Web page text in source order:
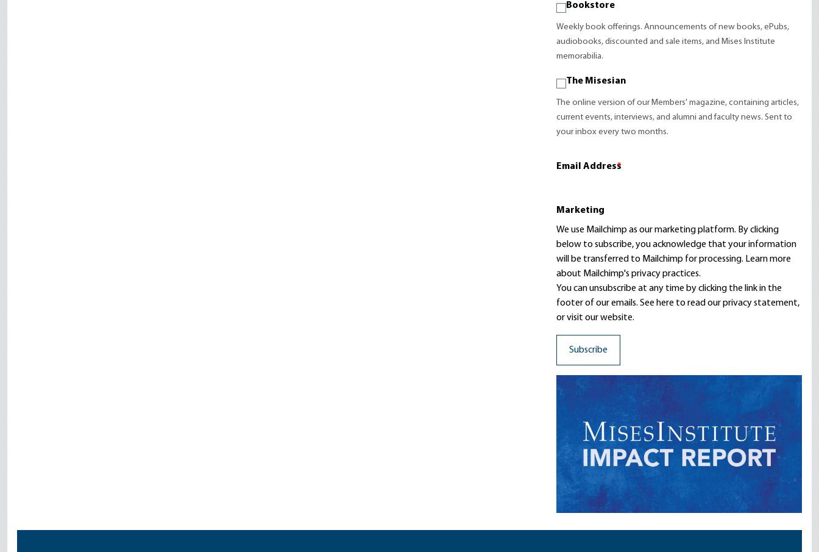
Bookstore
Weekly book offerings. Announcements of new books, ePubs,
audiobooks, discounted and sale items, and Mises Institute
memorabilia.
The Misesian
The online version of our Members' magazine, containing articles,
current events, interviews, and alumni and faculty news. Sent to
your inbox every two months.
Email Address
*
Marketing
We use Mailchimp as our marketing platform. By clicking
below to subscribe, you acknowledge that your information
will be transferred to Mailchimp for processing. Learn more
about Mailchimp's privacy practices.
You can unsubscribe at any time by clicking the link in the
footer of our emails. See here to read ourprivacy statement,
or visit our website.